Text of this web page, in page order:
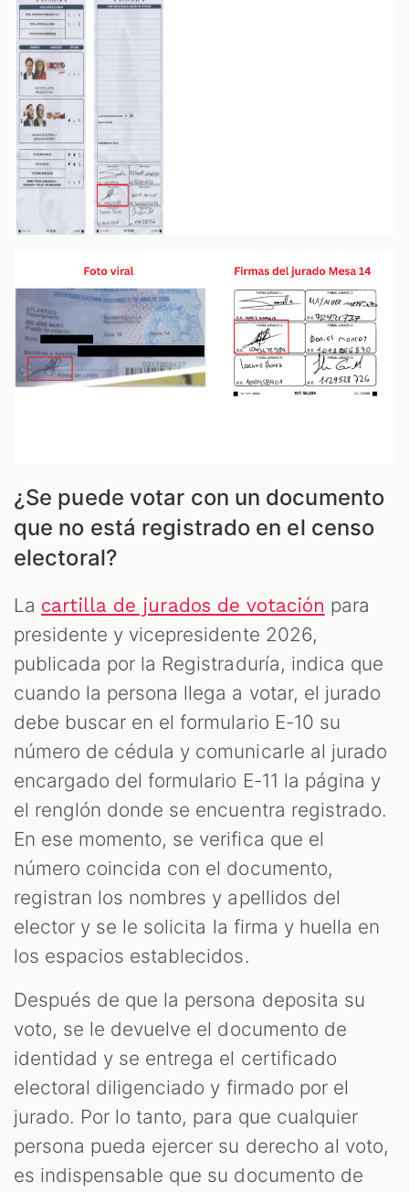
¿Se puede votar con un documento
que no está registrado en el censo
electoral?
La cartilla de jurados de votación para
presidente y vicepresidente 2026,
publicada por la Registraduría, indica que
cuando la persona llega a votar, el jurado
debe buscar en el formulario E-10 su
número de cédula y comunicarle al jurado
encargado del formulario E-11 la página y
el renglón donde se encuentra registrado.
En ese momento, se verifica que el
número coincida con el documento,
registran los nombres y apellidos del
elector y se le solicita la firma y huella en
los espacios establecidos.
Después de que la persona deposita su
voto, se le devuelve el documento de
identidad y se entrega el certificado
electoral diligenciado y firmado por el
jurado. Por lo tanto, para que cualquier
persona pueda ejercer su derecho al voto,
es indispensable que su documento de